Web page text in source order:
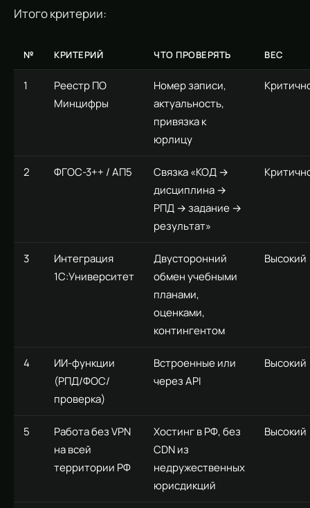
Итого критерии:
№ КРИТЕРИЙ ЧТО ПРОВЕРЯТЬ ВЕС
1
Реестр ПО
Минцифры
Номер записи,
актуальность,
привязка к
юрлицу
2 ФГОС-3++ / АП5
Связка «КОД →
дисциплина →
РПД → задание →
результат»
3
Интеграция
1С:Университет
Двусторонний
обмен учебными
планами,
оценками,
контингентом
Высокий
4
ИИ-функции
(РПД/ФОС/
проверка)
Встроенные или
через API
Высокий
5
Работа без VPN
на всей
территории РФ
Хостинг в РФ, без
CDN из
недружественных
юрисдикций
Высокий